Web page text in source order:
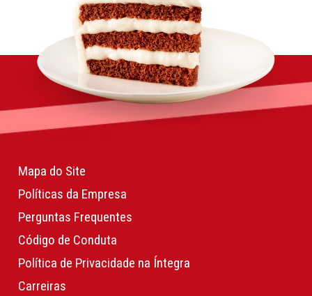
Mapa do Site
Políticas da Empresa
Perguntas Frequentes
Código de Conduta
Política de Privacidade na Íntegra
Carreiras